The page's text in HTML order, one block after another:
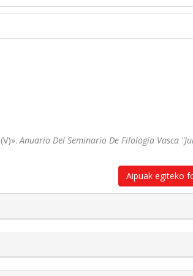
Anuario Del Seminario De Filología Vasca
Aipuak egiteko